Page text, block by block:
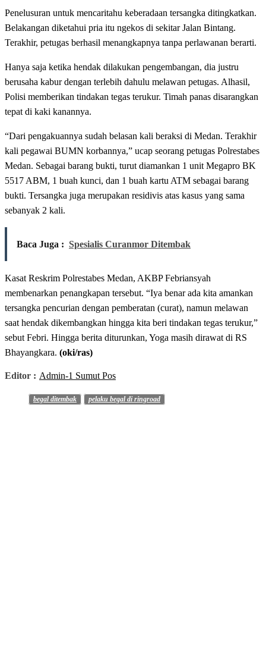
Penelusuran untuk mencaritahu keberadaan tersangka ditingkatkan.
Belakangan diketahui pria itu ngekos di sekitar Jalan Bintang.
Terakhir, petugas berhasil menangkapnya tanpa perlawanan berarti.
Hanya saja ketika hendak dilakukan pengembangan, dia justru
berusaha kabur dengan terlebih dahulu melawan petugas. Alhasil,
Polisi memberikan tindakan tegas terukur. Timah panas disarangkan
tepat di kaki kanannya.
“Dari pengakuannya sudah belasan kali beraksi di Medan. Terakhir
kali pegawai BUMN korbannya,” ucap seorang petugas Polrestabes
Medan. Sebagai barang bukti, turut diamankan 1 unit Megapro BK
5517 ABM, 1 buah kunci, dan 1 buah kartu ATM sebagai barang
bukti. Tersangka juga merupakan residivis atas kasus yang sama
sebanyak 2 kali.
Baca Juga : Spesialis Curanmor Ditembak
Kasat Reskrim Polrestabes Medan, AKBP Febriansyah
membenarkan penangkapan tersebut. “Iya benar ada kita amankan
tersangka pencurian dengan pemberatan (curat), namun melawan
saat hendak dikembangkan hingga kita beri tindakan tegas terukur,”
sebut Febri. Hingga berita diturunkan, Yoga masih dirawat di RS
Bhayangkara. (oki/ras)
Editor : Admin-1 Sumut Pos
begal ditembak pelaku begal di ringroad